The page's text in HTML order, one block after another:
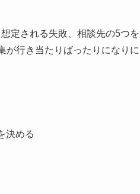
定される失敗、相談先の5つ
行き当たりばったりになりに
決める